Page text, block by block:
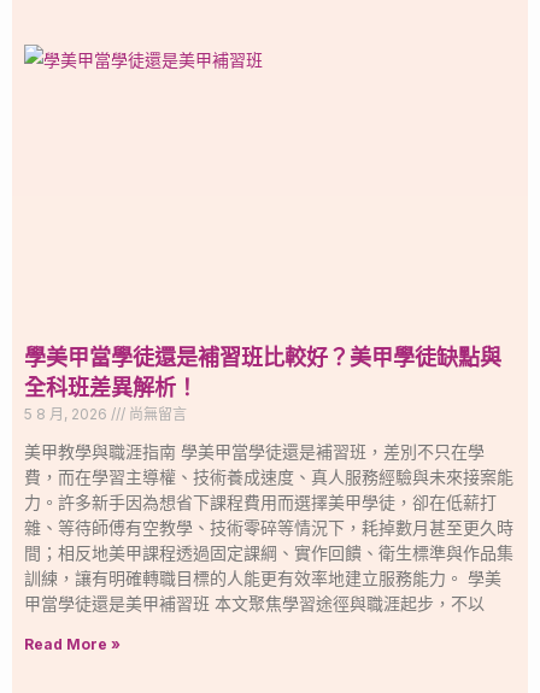
學美甲當學徒還是補習班比較好？美甲學徒缺點與
全科班差異解析！
5 8 月, 2026 尚無留言
美甲教學與職涯指南 學美甲當學徒還是補習班，差別不只在學
費，而在學習主導權、技術養成速度、真人服務經驗與未來接案能
力。許多新手因為想省下課程費用而選擇美甲學徒，卻在低薪打
雜、等待師傅有空教學、技術零碎等情況下，耗掉數月甚至更久時
間；相反地美甲課程透過固定課綱、實作回饋、衛生標準與作品集
訓練，讓有明確轉職目標的人能更有效率地建立服務能力。 學美
甲當學徒還是美甲補習班 本文聚焦學習途徑與職涯起步，不以
Read More »